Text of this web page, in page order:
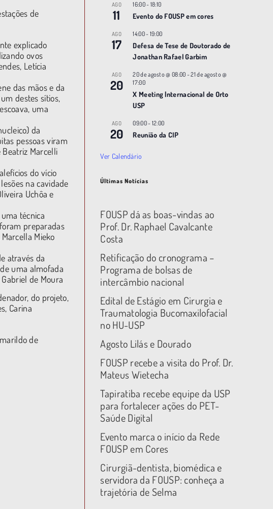
de
explicado
ovos
Letícia
das mãos e da
destes sítios,
uma
da
pessoas viram
Beatriz Marcelli
do vício
na cavidade
Uchôa e
técnica
preparadas
Mieko
através da
uma almofada
de Moura
do projeto,
Carina
de
AGO
11
16:00- 18:10
Evento do FOUSP em cores
AGO
17
14:00- 19:00
Defesa de Tese de Doutorado de
Jonathan Rafael Garbim
AGO
20
20 de agosto @ 08:00 -21 de agosto @
17:00
X Meeting |nternacional de Orto
USP
AGO
20
09:00- 12:00
Reunião da CIP
Ver Calendário
Últimas Notícias
FOUSP dá as boas-vindas ao
Prof. Dr. Raphael Cavalcante
Costa
Retificação do cronograma –
Programa de bolsas de
intercâmbio nacional
Edital de Estágio em Cirurgia e
Traumatologia Bucomaxilofacial
no HU-USP
Agosto Lilás e Dourado
FOUSP recebe a visita do Prof. Dr.
Mateus Wietecha
Tapiratiba recebe equipe da USP
para fortalecer ações do PET-
Saúde Digital
Evento marca o início da Rede
FOUSP em Cores
Cirurgiã-dentista, biomédica e
servidora da FOUSP: conheça a
trajetória de Selma